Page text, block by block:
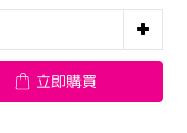
立即購買